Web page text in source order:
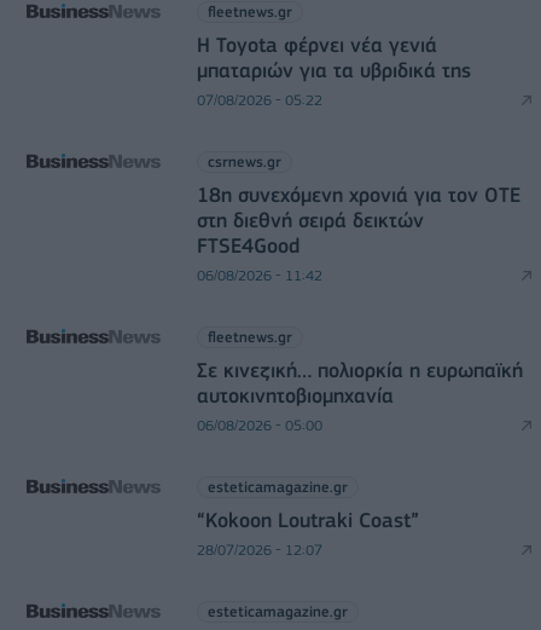
fleetnews.gr
Η Toyota φέρνει νέα γενιά
μπαταριών για τα υβριδικά της
07/08/2026 - 05:22
csrnews.gr
18η συνεχόμενη χρονιά για τον ΟΤΕ
στη διεθνή σειρά δεικτών
FTSE4Good
06/08/2026 - 11:42
fleetnews.gr
Σε κινεζική… πολιορκία η ευρωπαϊκή
αυτοκινητοβιομηχανία
06/08/2026 - 05:00
esteticamagazine.gr
“Kokoon Loutraki Coast”
28/07/2026 - 12:07
esteticamagazine.gr